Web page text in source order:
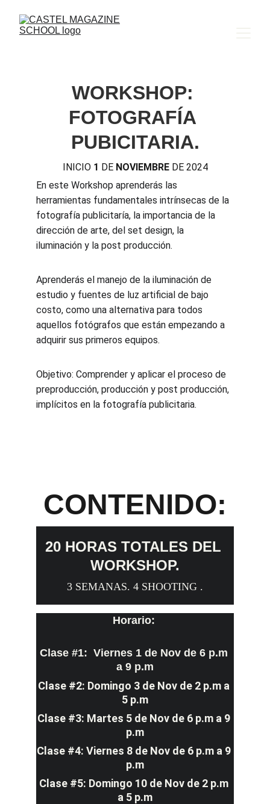
WORKSHOP:
FOTOGRAFÍA
PUBICITARIA.
INICIO 1 DE NOVIEMBRE DE 2024
En este Workshop aprenderás las
herramientas fundamentales intrínsecas de la
fotografía publicitaría, la importancia de la
dirección de arte, del set design, la
iluminación y la post producción.
Aprenderás el manejo de la iluminación de
estudio y fuentes de luz artificial de bajo
costo, como una alternativa para todos
aquellos fotógrafos que están empezando a
adquirir sus primeros equipos.
Objetivo: Comprender y aplicar el proceso de
preproducción, producción y post producción,
implícitos en la fotografía publicitaria.
CONTENIDO:
20 HORAS TOTALES DEL
WORKSHOP.
3 SEMANAS. 4 SHOOTING .
Horario:
Clase #1:  Viernes 1 de Nov de 6 p.m
a 9 p.m
Clase #2: Domingo 3 de Nov de 2 p.m a
5 p.m
Clase #3: Martes 5 de Nov de 6 p.m a 9
p.m
Clase #4: Viernes 8 de Nov de 6 p.m a 9
p.m
Clase #5: Domingo 10 de Nov de 2 p.m
a 5 p.m